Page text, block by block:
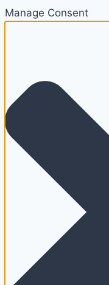
Manage Consent